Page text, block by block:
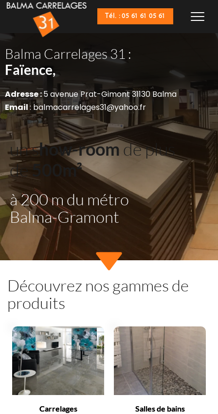
Tél. : 05 61 61 05 61
Balma Carrelages 31 :
Faïence,
Sanitaires,
Adresse : 5 avenue Prat-Gimont 31130 Balma
Email : balmacarrelages31@yahoo.fr
un show-room de plus
de 500m²
à 200 m du métro
Balma-Gramont
Découvrez nos gammes de
produits
Carrelages Salles de bains